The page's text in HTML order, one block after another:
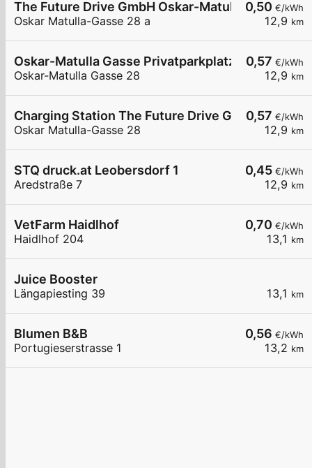
0,50 €/kWh
12,9 km
The Future Drive GmbH Oskar-Matulla Gasse
Oskar Matulla-Gasse 28 a
0,57 €/kWh
12,9 km
Oskar-Matulla Gasse Privatparkplatz
Oskar-Matulla Gasse 28
0,57 €/kWh
12,9 km
Charging Station The Future Drive GmbH AT
Oskar Matulla-Gasse 28
0,45 €/kWh
12,9 km
STQ druck.at Leobersdorf 1
Aredstraße 7
0,70 €/kWh
13,1 km
VetFarm Haidlhof
Haidlhof 204
13,1 km
Juice Booster
Längapiesting 39
0,56 €/kWh
13,2 km
Blumen B&B
Portugieserstrasse 1